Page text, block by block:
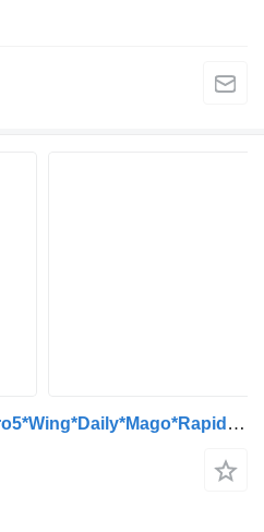
IVECO 65C17 *Klima *Euro5*Wing*Daily*Mago*Rapido*City